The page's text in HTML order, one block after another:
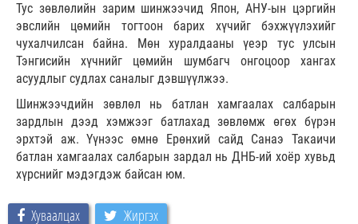
Тус зөвлөлийн зарим шинжээчид Япон, АНУ-ын цэргийн
эвслийн цөмийн тогтоон барих хүчийг бэхжүүлэхийг
чухалчилсан байна. Мөн хуралдааны үеэр тус улсын
Тэнгисийн хүчнийг цөмийн шумбагч онгоцоор хангах
асуудлыг судлах саналыг дэвшүүлжээ.
Шинжээчдийн зөвлөл нь батлан хамгаалах салбарын
зардлын дээд хэмжээг батлахад зөвлөмж өгөх бүрэн
эрхтэй аж. Үүнээс өмнө Ерөнхий сайд Санаэ Такаичи
батлан хамгаалах салбарын зардал нь ДНБ-ий хоёр хувьд
хүрснийг мэдэгдэж байсан юм.
Хуваалцах Жиргэх